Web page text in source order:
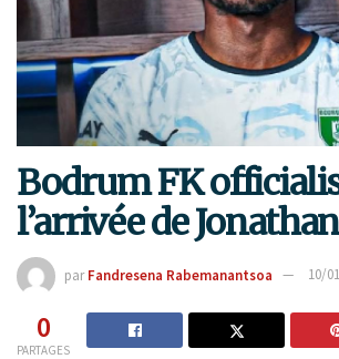
Bodrum FK
l’arrivée de
par Fandresena Rabemanantsoa 10/
0
PARTAGES